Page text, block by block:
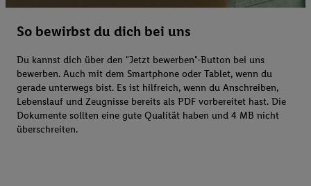
So bewirbst du dich bei uns
Du kannst dich über den "Jetzt bewerben"-Button bei uns
bewerben. Auch mit dem Smartphone oder Tablet, wenn du
gerade unterwegs bist. Es ist hilfreich, wenn du Anschreiben,
Lebenslauf und Zeugnisse bereits als PDF vorbereitet hast. Die
Dokumente sollten eine gute Qualität haben und 4 MB nicht
überschreiten.